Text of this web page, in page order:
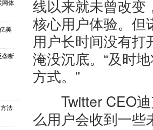
网体
美
垄断
法
线以来就未曾改变
核心用户体验。但
用户长时间没有打
淹没沉底。“及时
方式。”
Twitter CEO迪
么用户会收到一些